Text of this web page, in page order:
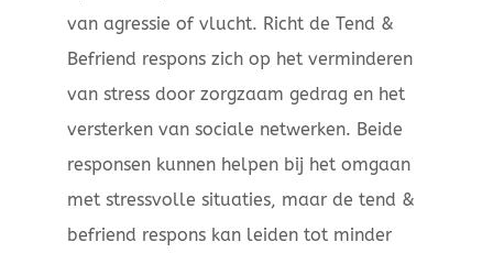
van agressie of vlucht. Richt de Tend &
Befriend respons zich op het verminderen
van stress door zorgzaam gedrag en het
versterken van sociale netwerken. Beide
responsen kunnen helpen bij het omgaan
met stressvolle situaties, maar de tend &
befriend respons kan leiden tot minder